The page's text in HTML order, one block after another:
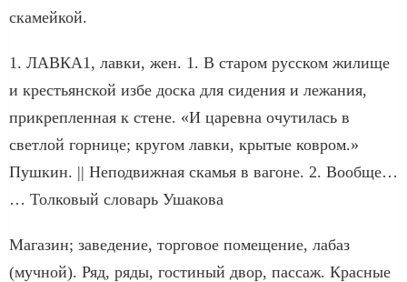
скамейкой.
1. ЛАВКА1, лавки, жен. 1. В старом русском жилище
и крестьянской избе доска для сидения и лежания,
прикрепленная к стене. «И царевна очутилась в
светлой горнице; кругом лавки, крытые ковром.»
Пушкин. || Неподвижная скамья в вагоне. 2. Вообще…
… Толковый словарь Ушакова
Магазин; заведение, торговое помещение, лабаз
(мучной). Ряд, ряды, гостиный двор, пассаж. Красные